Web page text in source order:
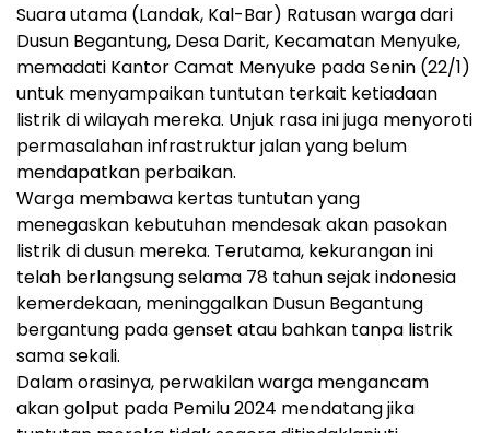
Suara utama (Landak, Kal-Bar) Ratusan warga dari
Dusun Begantung, Desa Darit, Kecamatan Menyuke,
memadati Kantor Camat Menyuke pada Senin (22/1)
untuk menyampaikan tuntutan terkait ketiadaan
listrik di wilayah mereka. Unjuk rasa ini juga menyoroti
permasalahan infrastruktur jalan yang belum
mendapatkan perbaikan.
Warga membawa kertas tuntutan yang
menegaskan kebutuhan mendesak akan pasokan
listrik di dusun mereka. Terutama, kekurangan ini
telah berlangsung selama 78 tahun sejak indonesia
kemerdekaan, meninggalkan Dusun Begantung
bergantung pada genset atau bahkan tanpa listrik
sama sekali.
Dalam orasinya, perwakilan warga mengancam
akan golput pada Pemilu 2024 mendatang jika